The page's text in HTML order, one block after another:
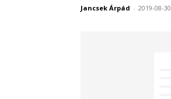
Jancsek Árpád - 2019-08-30